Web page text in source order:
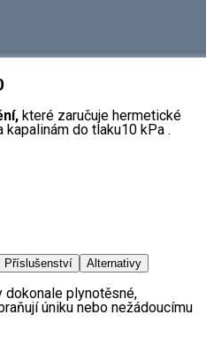
které zaručuje hermetické
do tlaku10 kPa .
Příslušenství Alternativy
plynotěsné,
úniku nebo nežádoucímu